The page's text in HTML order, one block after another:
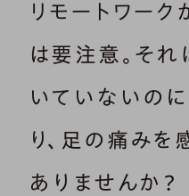
リモートワー
は要注意。そ
いていないの
り、足の痛みを
ありませんか？